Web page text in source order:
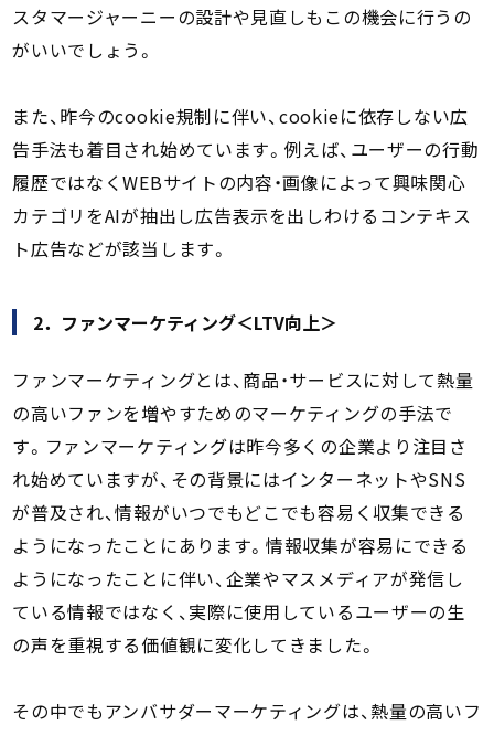
スタマージャーニーの設計や見直しもこの機会に行うの
がいいでしょう。
また、昨今のcookie規制に伴い、cookieに依存しない広
告手法も着目され始めています。例えば、ユーザーの行動
履歴ではなくWEBサイトの内容・画像によって興味関心
カテゴリをAIが抽出し広告表示を出しわけるコンテキス
ト広告などが該当します。
2．ファンマーケティング＜LTV向上＞
ファンマーケティングとは、商品・サービスに対して熱量
の高いファンを増やすためのマーケティングの手法で
す。ファンマーケティングは昨今多くの企業より注目さ
れ始めていますが、その背景にはインターネットやSNS
が普及され、情報がいつでもどこでも容易く収集できる
ようになったことにあります。情報収集が容易にできる
ようになったことに伴い、企業やマスメディアが発信し
ている情報ではなく、実際に使用しているユーザーの生
の声を重視する価値観に変化してきました。
その中でもアンバサダーマーケティングは、熱量の高いフ